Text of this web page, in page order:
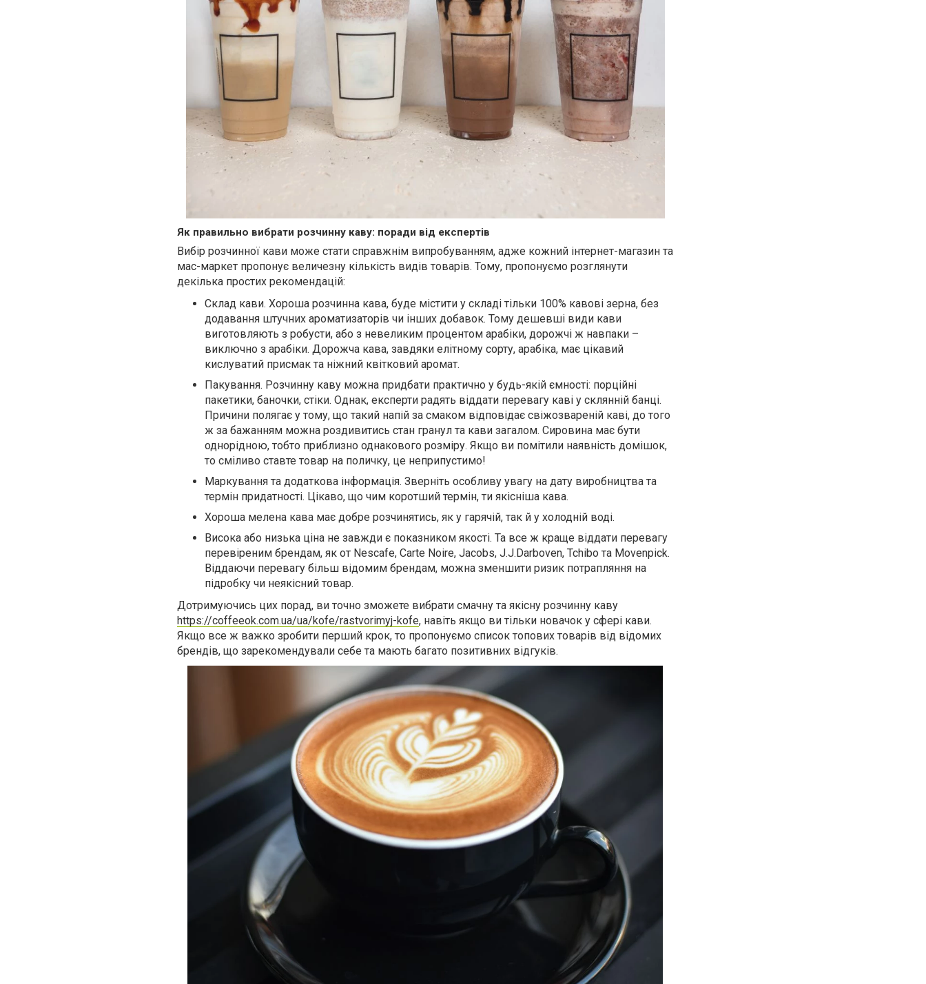
Як правильно вибрати розчинну каву: поради від експертів
Вибір розчинної кави може стати справжнім випробуванням, адже кожний інтернет-магазин та
мас-маркет пропонує величезну кількість видів товарів. Тому, пропонуємо розглянути
декілька простих рекомендацій:
Склад кави. Хороша розчинна кава, буде містити у складі тільки 100% кавові зерна, без
додавання штучних ароматизаторів чи інших добавок. Тому дешевші види кави
виготовляють з робусти, або з невеликим процентом арабіки, дорожчі ж навпаки –
виключно з арабіки. Дорожча кава, завдяки елітному сорту, арабіка, має цікавий
кислуватий присмак та ніжний квітковий аромат.
Пакування. Розчинну каву можна придбати практично у будь-якій ємності: порційні
пакетики, баночки, стіки. Однак, експерти радять віддати перевагу каві у склянній банці.
Причини полягає у тому, що такий напій за смаком відповідає свіжозвареній каві, до того
ж за бажанням можна роздивитись стан гранул та кави загалом. Сировина має бути
однорідною, тобто приблизно однакового розміру. Якщо ви помітили наявність домішок,
то сміливо ставте товар на поличку, це неприпустимо!
Маркування та додаткова інформація. Зверніть особливу увагу на дату виробництва та
термін придатності. Цікаво, що чим коротший термін, ти якісніша кава.
Хороша мелена кава має добре розчинятись, як у гарячій, так й у холодній воді.
Висока або низька ціна не завжди є показником якості. Та все ж краще віддати перевагу
перевіреним брендам, як от Nescafe, Carte Noire, Jacobs, J.J.Darboven, Tchibo та Movenpick.
Віддаючи перевагу більш відомим брендам, можна зменшити ризик потрапляння на
підробку чи неякісний товар.
Дотримуючись цих порад, ви точно зможете вибрати смачну та якісну розчинну каву
https://coffeeok.com.ua/ua/kofe/rastvorimyj-kofe, навіть якщо ви тільки новачок у сфері кави.
Якщо все ж важко зробити перший крок, то пропонуємо список топових товарів від відомих
брендів, що зарекомендували себе та мають багато позитивних відгуків.